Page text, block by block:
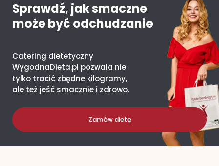
Sprawdź, jak smaczne
może być odchudzanie
Catering dietetyczny
WygodnaDieta.pl pozwala nie
tylko tracić zbędne kilogramy,
ale też jeść smacznie i zdrowo.
Zamów dietę